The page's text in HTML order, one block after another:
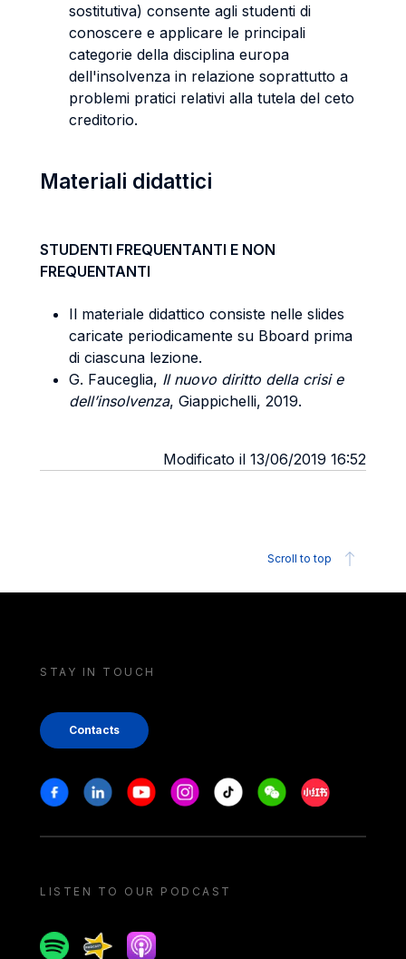
sostitutiva) consente agli studenti di
conoscere e applicare le principali
categorie della disciplina europa
dell'insolvenza in relazione soprattutto a
problemi pratici relativi alla tutela del ceto
creditorio.
Materiali didattici
STUDENTI FREQUENTANTI E NON
FREQUENTANTI
Il materiale didattico consiste nelle slides
caricate periodicamente su Bboard prima
di ciascuna lezione.
G. Fauceglia, Il nuovo diritto della crisi e
dell’insolvenza, Giappichelli, 2019.
Modificato il 13/06/2019 16:52
Scroll to top
STAY IN TOUCH
Contacts
Stay in touch
FacebookLinkedinYoutubeInstagram
Tiktok WeechatXiaohongshu/
LISTEN TO OUR PODCAST
SpotifySpreakerApple podcast